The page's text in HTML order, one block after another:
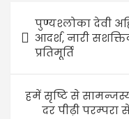
पुण्यश्लोका देवी
आदर्श, नारी
प्रतिमूर्ति
हमें सृष्टि से
दर पीढ़ी परम्परा